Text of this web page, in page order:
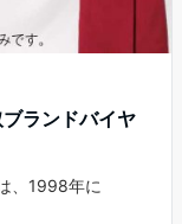
ランドバイヤ
、1998年に